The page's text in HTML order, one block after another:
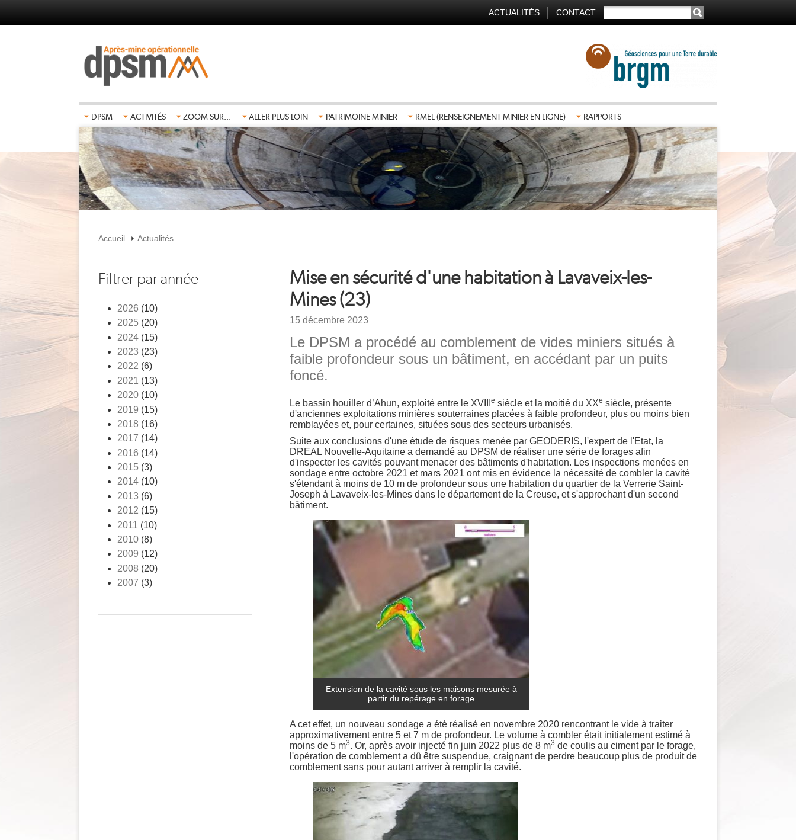
contenu
RECHERCHER
ACTUALITÉS CONTACT
DPSM ACTIVITÉS ZOOM SUR... ALLER PLUS LOIN PATRIMOINE MINIER RMEL (RENSEIGNEMENT MINIER EN LIGNE) RAPPORTS
d'Ariane
Accueil Actualités
Mise en sécurité d'une habitation à Lavaveix-les-
Mines (23)
Date
15 décembre 2023
Chapeau
Le DPSM a procédé au comblement de vides miniers situés à
faible profondeur sous un bâtiment, en accédant par un puits
foncé.
Texte
Le bassin houiller d’Ahun, exploité entre le XVIII e siècle et la moitié du XXe siècle, présente
d'anciennes exploitations minières souterraines placées à faible profondeur, plus ou moins bien
remblayées et, pour certaines, situées sous des secteurs urbanisés.
Suite aux conclusions d'une étude de risques menée par GEODERIS, l'expert de l'Etat, la
DREAL Nouvelle-Aquitaine a demandé au DPSM de réaliser une série de forages afin
d'inspecter les cavités pouvant menacer des bâtiments d'habitation. Les inspections menées en
sondage entre octobre 2021 et mars 2021 ont mis en évidence la nécessité de combler la cavité
s'étendant à moins de 10 m de profondeur sous une habitation du quartier de la Verrerie Saint-
Joseph à Lavaveix-les-Mines dans le département de la Creuse, et s'approchant d'un second
bâtiment.
​ Extension de la cavité sous les maisons mesurée à
partir du repérage en forage ​
A cet effet, un nouveau sondage a été réalisé en novembre 2020 rencontrant le vide à traiter
approximativement entre 5 et 7 m de profondeur. Le volume à combler était initialement estimé à
moins de 5 m3. Or, après avoir injecté fin juin 2022 plus de 8 m3 de coulis au ciment par le forage,
l'opération de comblement a dû être suspendue, craignant de perdre beaucoup plus de produit de
comblement sans pour autant arriver à remplir la cavité.
Filtrer par année
2026 (10)
2025 (20)
2024 (15)
2023 (23)
2022 (6)
2021 (13)
2020 (10)
2019 (15)
2018 (16)
2017 (14)
2016 (14)
2015 (3)
2014 (10)
2013 (6)
2012 (15)
2011 (10)
2010 (8)
2009 (12)
2008 (20)
2007 (3)